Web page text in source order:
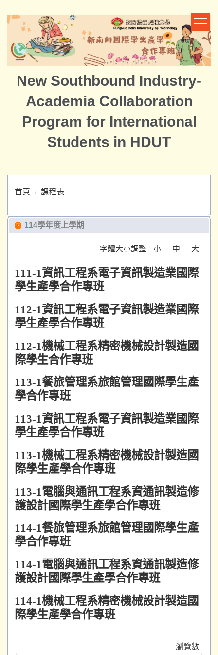
到
要
內
容
New Southbound Industry-
Academia Collaboration
Program for International
Students in HDUT
首頁 課程表
114學年度上學期
字體大小調整 小 中 大
111-1資訊工程系電子資訊製造業國際
學生產學合作專班
112-1資訊工程系電子資訊製造業國際
學生產學合作專班
112-1機械工程系精密機械設計製造國
際學生合作專班
113-1餐旅管理系旅館管理國際學生產
學合作專班
113-1資訊工程系電子資訊製造業國際
學生產學合作專班
113-1機械工程系精密機械設計製造國
際學生產學合作專班
113-1電腦與通訊工程系資通訊製造修
護設計國際學生產學合作專班
114-1餐旅管理系旅館管理國際學生產
學合作專班
114-1電腦與通訊工程系資通訊製造修
護設計國際學生產學合作專班
114-1機械工程系精密機械設計製造國
際學生產學合作專班
瀏覽數: